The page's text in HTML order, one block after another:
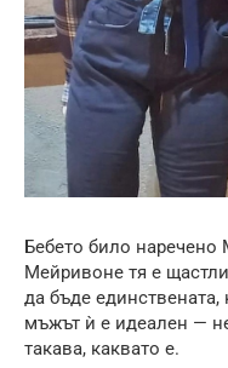
Бебето било
Мейривоне тя е
да бъде
мъжът ѝ е идеален —
такава, каквато е.